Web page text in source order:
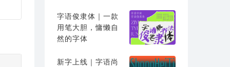
字语俊隶体｜一款
用笔大胆，慵懒自
然的字体
新字上线｜字语尚